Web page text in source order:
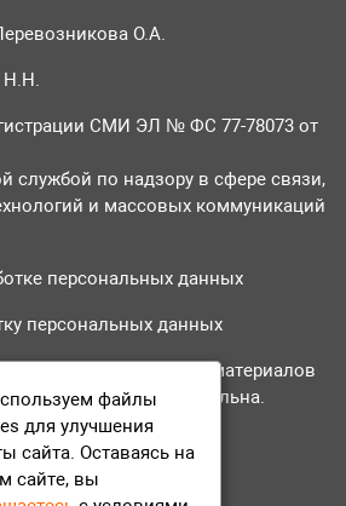
О.А.
Н.Н.
СМИ ЭЛ № ФС 77-78073 от
службой по надзору в сфере связи,
и массовых коммуникаций
персональных данных
персональных данных
использовании материалов
на tvr24.tv обязательна.
04-95
файлы
для улучшения
сайта. Оставаясь на
сайте, вы